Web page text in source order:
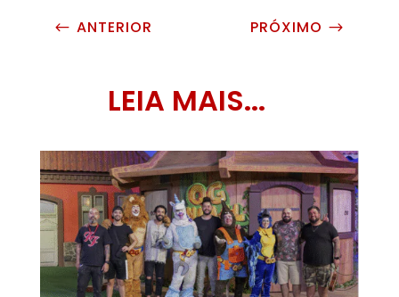
# ANTERIOR PRÓXIMO $
LEIA MAIS...